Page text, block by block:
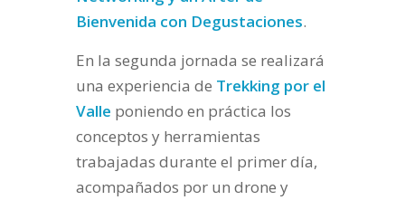
Bienvenida con Degustaciones.
En la segunda jornada se realizará
una experiencia de Trekking por el
Valle poniendo en práctica los
conceptos y herramientas
trabajadas durante el primer día,
acompañados por un drone y